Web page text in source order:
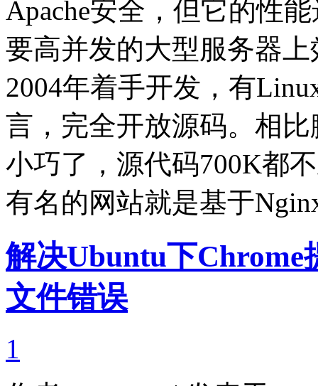
Apache安全，但它的性
要高并发的大型服务器
2004年着手开发，有
言，完全开放源码。相
小巧了，源代码700K都
有名的网站就是基于
解决Ubuntu下Chrome
文件错误
1